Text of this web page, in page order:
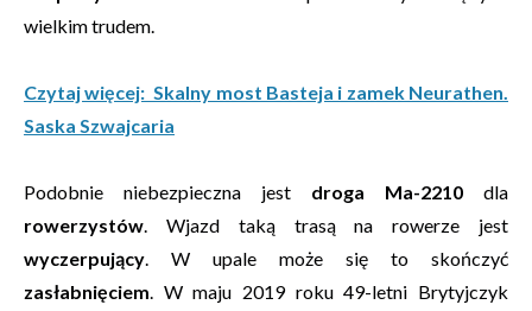
wielkim trudem.
Czytaj więcej: Skalny most Basteja i zamek Neurathen.
Saska Szwajcaria
Podobnie niebezpieczna jest droga Ma-2210 dla
rowerzystów. Wjazd taką trasą na rowerze jest
wyczerpujący. W upale może się to skończyć
zasłabnięciem. W maju 2019 roku 49-letni Brytyjczyk